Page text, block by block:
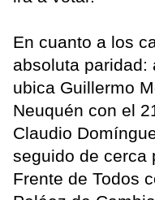
En cuanto a los
absoluta paridad:
ubica Guillermo
Neuquén con el
Claudio
seguido de cerca
Frente de Todos